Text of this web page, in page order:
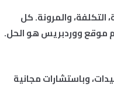
والمرونة. كل
موقع ووردبريس هو الحل.
وباستشارات مجانية